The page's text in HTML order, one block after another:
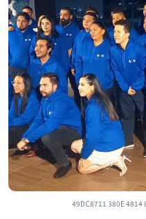
49DC8711 380E 4814